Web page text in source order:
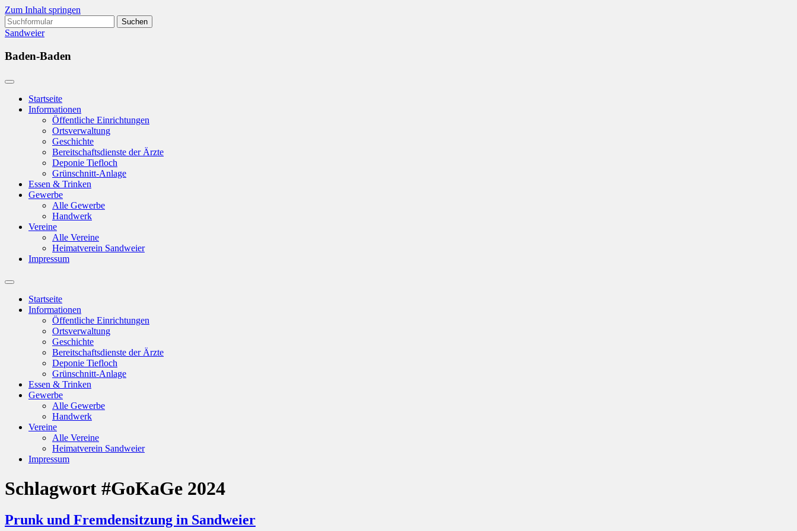
Zum Inhalt springen
Suchen
nach:
Sandweier
Baden-Baden
Startseite
Informationen
Öffentliche Einrichtungen
Ortsverwaltung
Geschichte
Bereitschaftsdienste der Ärzte
Deponie Tiefloch
Grünschnitt-Anlage
Essen & Trinken
Gewerbe
Alle Gewerbe
Handwerk
Vereine
Alle Vereine
Heimatverein Sandweier
Impressum
Suchfeld
ein-/ausblenden
Startseite
Informationen
Öffentliche Einrichtungen
Ortsverwaltung
Geschichte
Bereitschaftsdienste der Ärzte
Deponie Tiefloch
Grünschnitt-Anlage
Essen & Trinken
Gewerbe
Alle Gewerbe
Handwerk
Vereine
Alle Vereine
Heimatverein Sandweier
Impressum
Schlagwort #GoKaGe 2024
Prunk und Fremdensitzung in Sandweier